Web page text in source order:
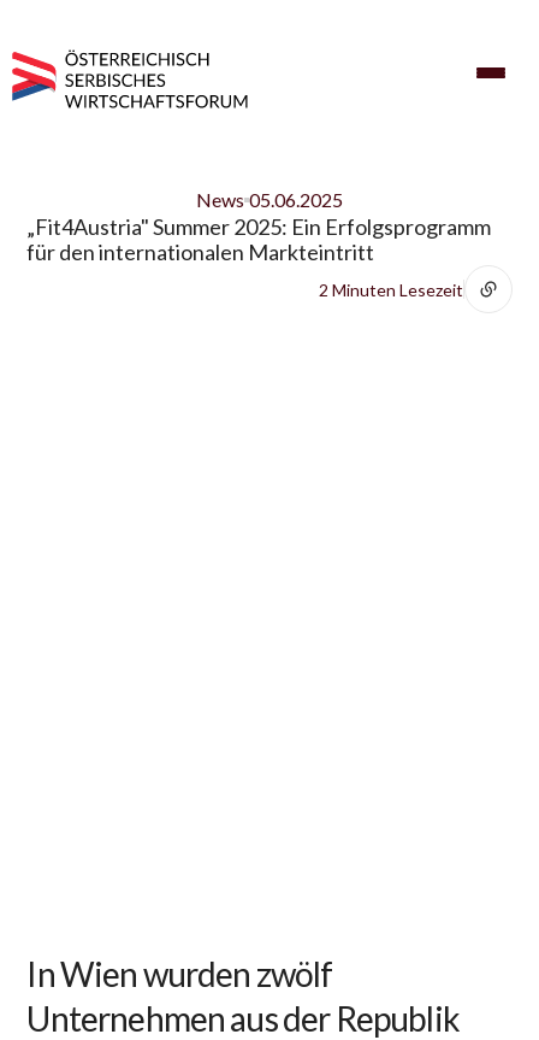
News 05.06.2025
„Fit4Austria" Summer 2025: Ein Erfolgsprogramm
für den internationalen Markteintritt
2 Minuten Lesezeit
In Wien wurden zwölf
Unternehmen aus der Republik